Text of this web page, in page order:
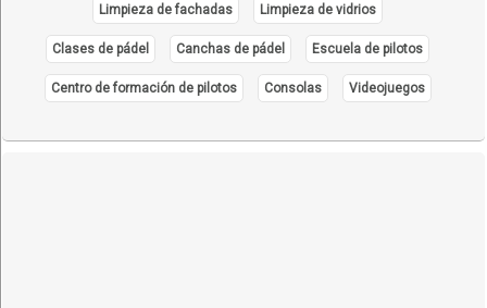
Limpieza de fachadas Limpieza de vidrios
Clases de pádel Canchas de pádel Escuela de pilotos
Centro de formación de pilotos Consolas Videojuegos